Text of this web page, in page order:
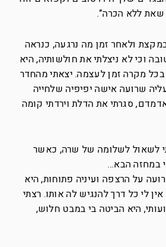
שאת ללא הכרה”.
ולאחר זמן מה נרגעה, כנראה
וכי לא ניצלתי את חולשותיה, היא
מקרה זמן לעצמה. יצאתי מהחדר
שרועה אישה יפיפיה שלחייה
סגרתי את הדלת וירדתי קומה
לשאול לשלומה של שרה, כאשר
במחזה הבא…
על הרצפה ועיניה פתוחות, היא
לי כל דרך להנגיש לה אותו. רצתי
היא הביטה בי במבט חלוש,